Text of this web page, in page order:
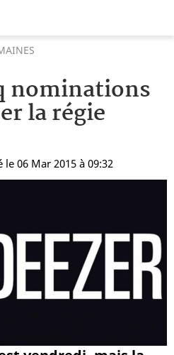
nominations
la régie
le 06 Mar 2015 à 09:32